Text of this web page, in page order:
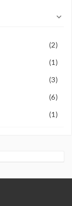

(2)
(1)
(3)
(6)
(1)